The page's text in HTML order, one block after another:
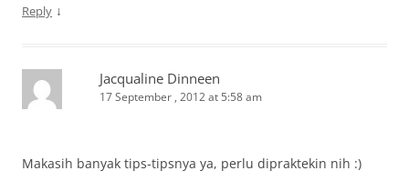
Reply ↓
Jacqualine Dinneen
17 September , 2012 at 5:58 am
Makasih banyak tips-tipsnya ya, perlu dipraktekin nih :)